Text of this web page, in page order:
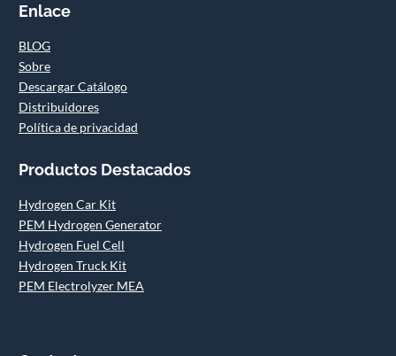
Enlace
BLOG
Sobre
Descargar Catálogo
Distribuidores
Política de privacidad
Productos Destacados
Hydrogen Car Kit
PEM Hydrogen Generator
Hydrogen Fuel Cell
Hydrogen Truck Kit
PEM Electrolyzer MEA